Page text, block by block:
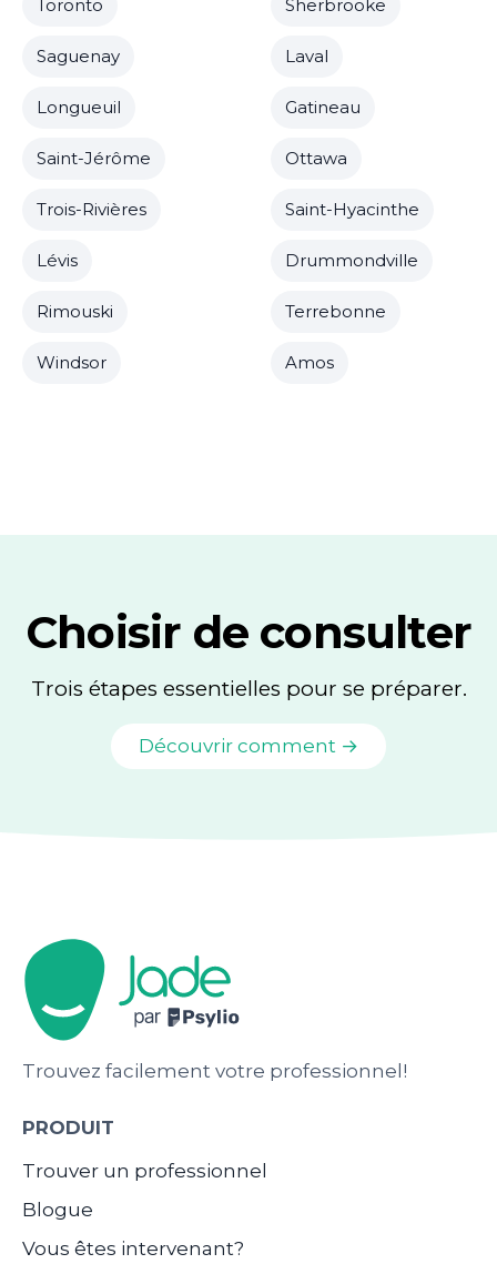
Toronto Sherbrooke
Saguenay Laval
Longueuil Gatineau
Saint-Jérôme Ottawa
Trois-Rivières Saint-Hyacinthe
Lévis Drummondville
Rimouski Terrebonne
Windsor Amos
Choisir de consulter
Trois étapes essentielles pour se préparer.
Découvrir comment →
Trouvez facilement votre professionnel!
PRODUIT
Trouver un professionnel
Blogue
Vous êtes intervenant?